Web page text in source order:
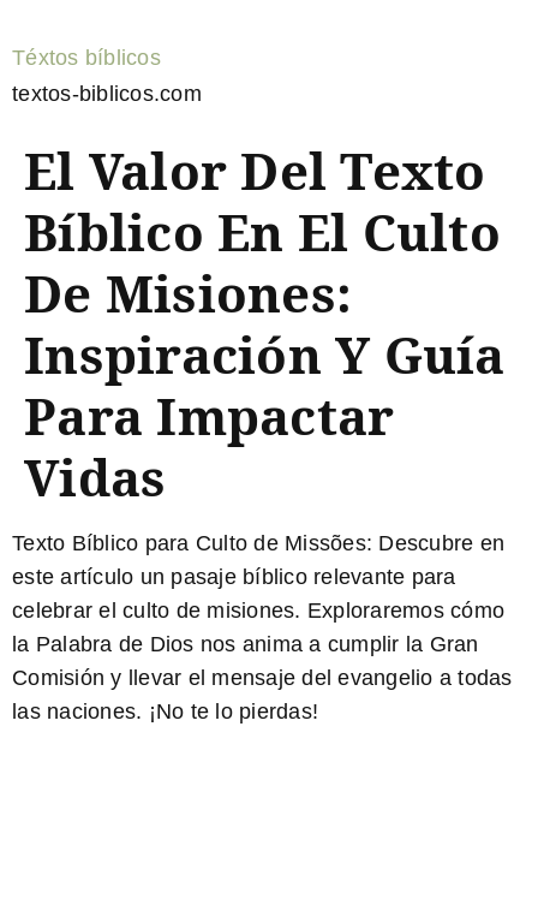
Téxtos bíblicos
textos-biblicos.com
El Valor Del Texto
Bíblico En El Culto
De Misiones:
Inspiración Y Guía
Para Impactar
Vidas
Texto Bíblico para Culto de Missões: Descubre en
este artículo un pasaje bíblico relevante para
celebrar el culto de misiones. Exploraremos cómo
la Palabra de Dios nos anima a cumplir la Gran
Comisión y llevar el mensaje del evangelio a todas
las naciones. ¡No te lo pierdas!